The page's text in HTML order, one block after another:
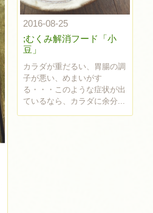
2016-08-25
;むくみ解消フード「小
豆」
カラダが重だるい、胃腸の調
子が悪い、めまいがす
る・・・このような症状が出
ているなら、カラダに余分...